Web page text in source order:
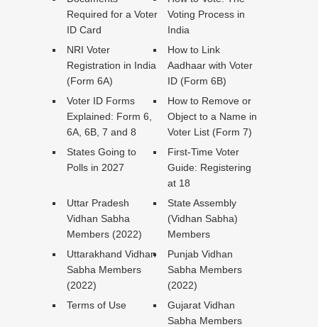
Required for a Voter
ID Card
Voting Process in
India
NRI Voter
Registration in India
(Form 6A)
How to Link
Aadhaar with Voter
ID (Form 6B)
Voter ID Forms
Explained: Form 6,
6A, 6B, 7 and 8
How to Remove or
Object to a Name in
Voter List (Form 7)
States Going to
Polls in 2027
First-Time Voter
Guide: Registering
at 18
Uttar Pradesh
Vidhan Sabha
Members (2022)
State Assembly
(Vidhan Sabha)
Members
Uttarakhand Vidhan
Sabha Members
(2022)
Punjab Vidhan
Sabha Members
(2022)
Terms of Use
Gujarat Vidhan
Sabha Members